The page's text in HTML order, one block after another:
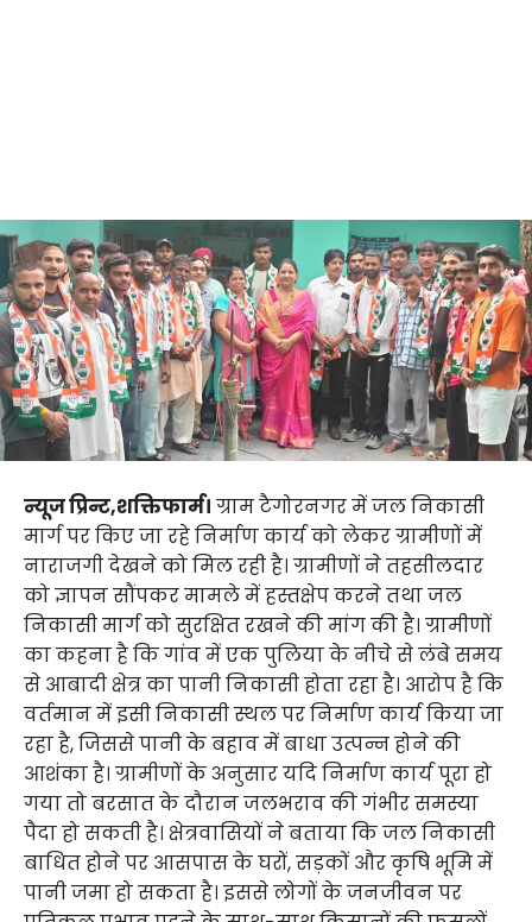
न्यूज प्रिन्ट,शक्तिफार्म। ग्राम टैगोरनगर में जल निकासी
मार्ग पर किए जा रहे निर्माण कार्य को लेकर ग्रामीणों में
नाराजगी देखने को मिल रही है। ग्रामीणों ने तहसीलदार
को ज्ञापन सौंपकर मामले में हस्तक्षेप करने तथा जल
निकासी मार्ग को सुरक्षित रखने की मांग की है। ग्रामीणों
का कहना है कि गांव में एक पुलिया के नीचे से लंबे समय
से आबादी क्षेत्र का पानी निकासी होता रहा है। आरोप है कि
वर्तमान में इसी निकासी स्थल पर निर्माण कार्य किया जा
रहा है, जिससे पानी के बहाव में बाधा उत्पन्न होने की
आशंका है। ग्रामीणों के अनुसार यदि निर्माण कार्य पूरा हो
गया तो बरसात के दौरान जलभराव की गंभीर समस्या
पैदा हो सकती है। क्षेत्रवासियों ने बताया कि जल निकासी
बाधित होने पर आसपास के घरों, सड़कों और कृषि भूमि में
पानी जमा हो सकता है। इससे लोगों के जनजीवन पर